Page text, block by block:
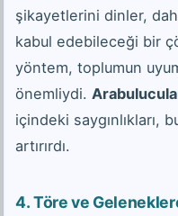
şikayetlerini dinler,
kabul edebileceği bir
yöntem, toplumun
önemliydi.
içindeki saygınlıkları,
artırırdı.
4.Töre ve